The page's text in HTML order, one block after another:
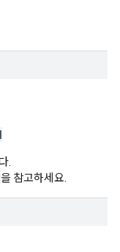
.
을 참고하세요.